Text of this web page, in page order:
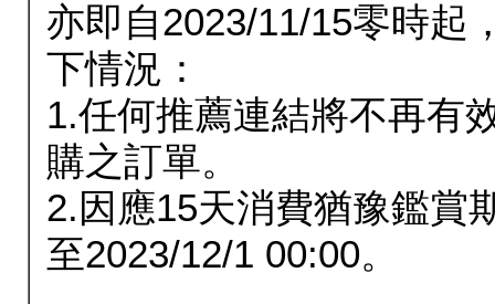
亦即自2023/11/15零時起
下情況：
1.任何推薦連結將不再有
購之訂單。
2.因應15天消費猶豫鑑賞
至2023/12/1 00:00。